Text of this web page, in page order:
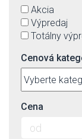
Akcia
Výpredaj
Totálny
Cenová
Cena